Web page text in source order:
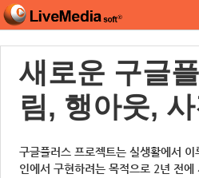
라이브미디어소프트 제품 및 서비스
페밀리 사이트
새로운 구글
림, 행아웃,
구글플러스 프로젝트는 실생활에서
인에서 구현하려는 목적으로 2년 전에